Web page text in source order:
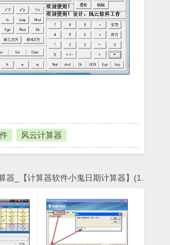
风云计算器
器_【计算器软件小鬼日期计算器】(1.8M)